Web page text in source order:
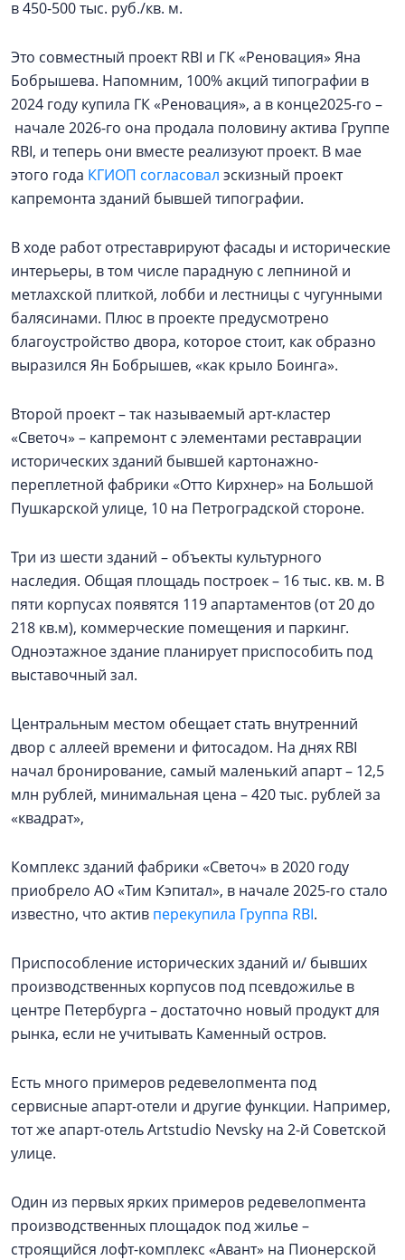
в 450-500 тыс. руб./кв. м.
Это совместный проект RBI и ГК «Реновация» Яна
Бобрышева. Напомним, 100% акций типографии в
2024 году купила ГК «Реновация», а в конце2025-го –
начале 2026-го она продала половину актива Группе
RBI, и теперь они вместе реализуют проект. В мае
этого года КГИОП согласовал эскизный проект
капремонта зданий бывшей типографии.
В ходе работ отреставрируют фасады и исторические
интерьеры, в том числе парадную с лепниной и
метлахской плиткой, лобби и лестницы с чугунными
балясинами. Плюс в проекте предусмотрено
благоустройство двора, которое стоит, как образно
выразился Ян Бобрышев, «как крыло Боинга».
Второй проект – так называемый арт-кластер
«Светоч» – капремонт с элементами реставрации
исторических зданий бывшей картонажно-
переплетной фабрики «Отто Кирхнер» на Большой
Пушкарской улице, 10 на Петроградской стороне.
Три из шести зданий – объекты культурного
наследия. Общая площадь построек – 16 тыс. кв. м. В
пяти корпусах появятся 119 апартаментов (от 20 до
218 кв.м), коммерческие помещения и паркинг.
Одноэтажное здание планирует приспособить под
выставочный зал.
Центральным местом обещает стать внутренний
двор с аллеей времени и фитосадом. На днях RBI
начал бронирование, самый маленький апарт – 12,5
млн рублей, минимальная цена – 420 тыс. рублей за
«квадрат»,
Комплекс зданий фабрики «Светоч» в 2020 году
приобрело АО «Тим Кэпитал», в начале 2025-го стало
известно, что актив перекупила Группа RBI.
Приспособление исторических зданий и/ бывших
производственных корпусов под псевдожилье в
центре Петербурга – достаточно новый продукт для
рынка, если не учитывать Каменный остров.
Есть много примеров редевелопмента под
сервисные апарт-отели и другие функции. Например,
тот же апарт-отель Artstudio Nevsky на 2-й Советской
улице.
Один из первых ярких примеров редевелопмента
производственных площадок под жилье –
строящийся лофт-комплекс «Авант» на Пионерской